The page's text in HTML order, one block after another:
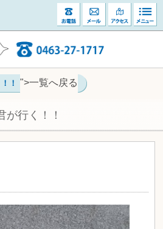
！ ">一覧へ戻る
が行く！！